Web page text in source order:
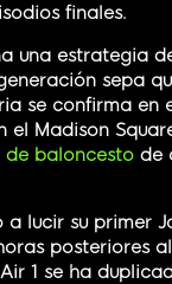
finales.
una estrategia
sepa
se confirma en
el Madison
de baloncestode
a lucir su primer
posteriores
1 se ha